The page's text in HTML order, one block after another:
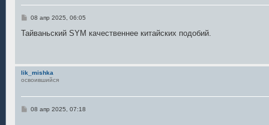
С
о
и
е
08 апр 2025, 06:05
Тайваньский SYM качественнее китайских подобий.
lik_mishka
освоившийся
С08 апр 2025, 07:18